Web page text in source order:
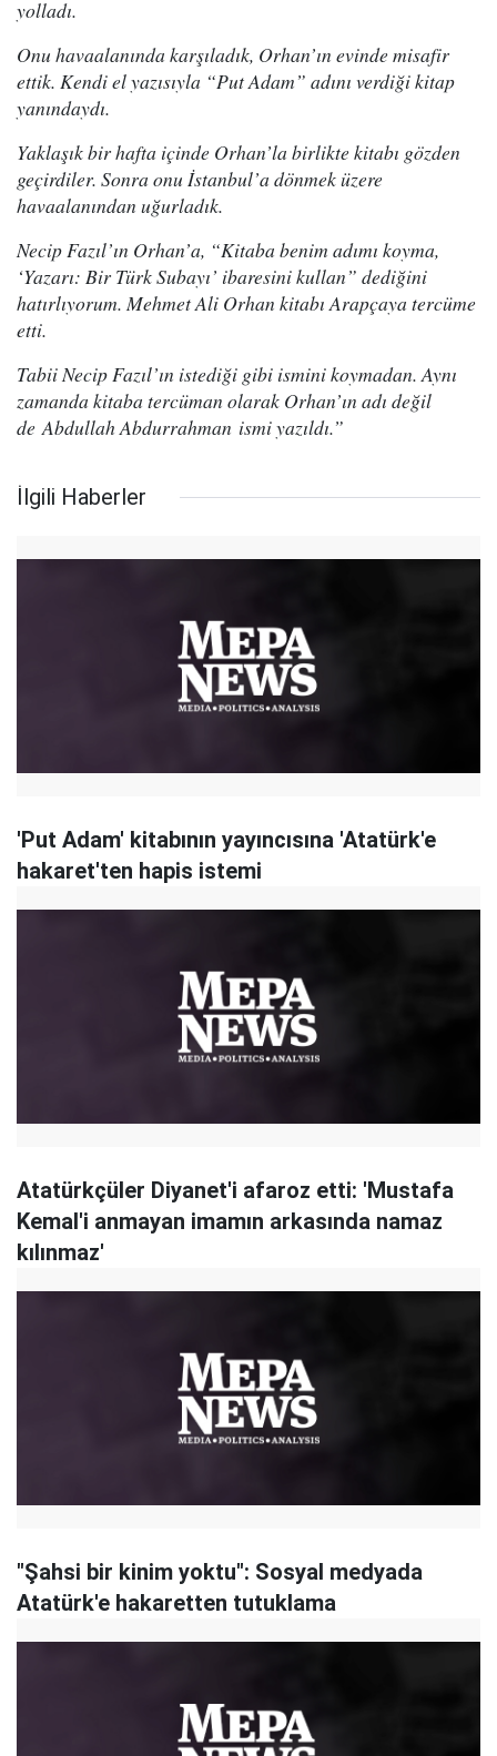
yolladı.
Onu havaalanında karşıladık, Orhan’ın evinde misafir
ettik. Kendi el yazısıyla “Put Adam” adını verdiği kitap
yanındaydı.
Yaklaşık bir hafta içinde Orhan’la birlikte kitabı gözden
geçirdiler. Sonra onu İstanbul’a dönmek üzere
havaalanından uğurladık.
Necip Fazıl’ın Orhan’a, “Kitaba benim adımı koyma,
‘Yazarı: Bir Türk Subayı’ ibaresini kullan” dediğini
hatırlıyorum. Mehmet Ali Orhan kitabı Arapçaya tercüme
etti.
Tabii Necip Fazıl’ın istediği gibi ismini koymadan. Aynı
zamanda kitaba tercüman olarak Orhan’ın adı değil
de Abdullah Abdurrahman ismi yazıldı.”
İlgili Haberler
'Put Adam' kitabının yayıncısına 'Atatürk'e
hakaret'ten hapis istemi
Atatürkçüler Diyanet'i afaroz etti: 'Mustafa
Kemal'i anmayan imamın arkasında namaz
kılınmaz'
"Şahsi bir kinim yoktu": Sosyal medyada
Atatürk'e hakaretten tutuklama